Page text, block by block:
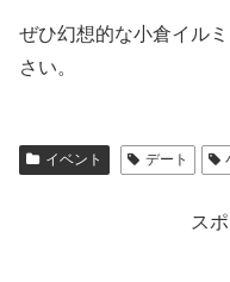
ぜひ幻想的な小倉イル
さい。
イベント デート
ス